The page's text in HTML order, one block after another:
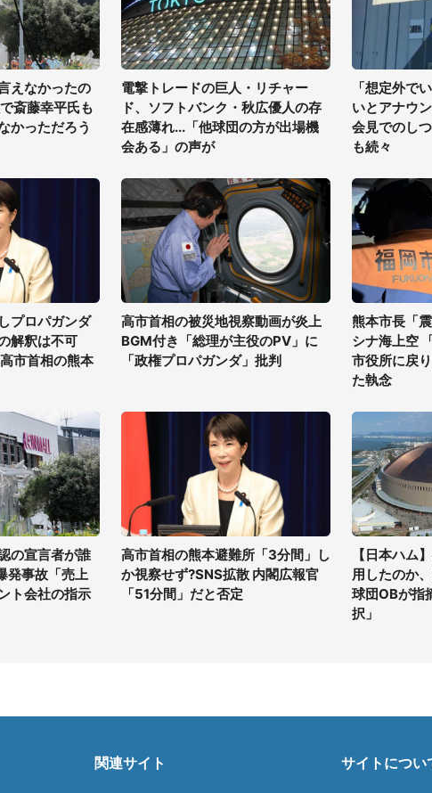
えなかったの
斎藤幸平氏も
かっただろう
電撃トレードの巨人・リチャー
ド、ソフトバンク・秋広優人の存
在感薄れ...「他球団の方が出場機
会ある」の声が
「想定外で
いとアナウ
会見でのし
も続々
プロパガンダ
解釈は不可
市首相の熊本
高市首相の被災地視察動画が炎上
BGM付き「総理が主役のPV」に
「政権プロパガンダ」批判
熊本市長「
シナ海上空
市役所に戻
た執念
の宣言者が誰
発事故「売上
ト会社の指示
高市首相の熊本避難所「3分間」し
か視察せず?SNS拡散 内閣広報官
「51分間」だと否定
【日本ハム
用したのか
球団OBが指
択」
関連サイト サイトについ